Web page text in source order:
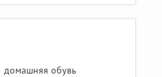
домашняя обувь